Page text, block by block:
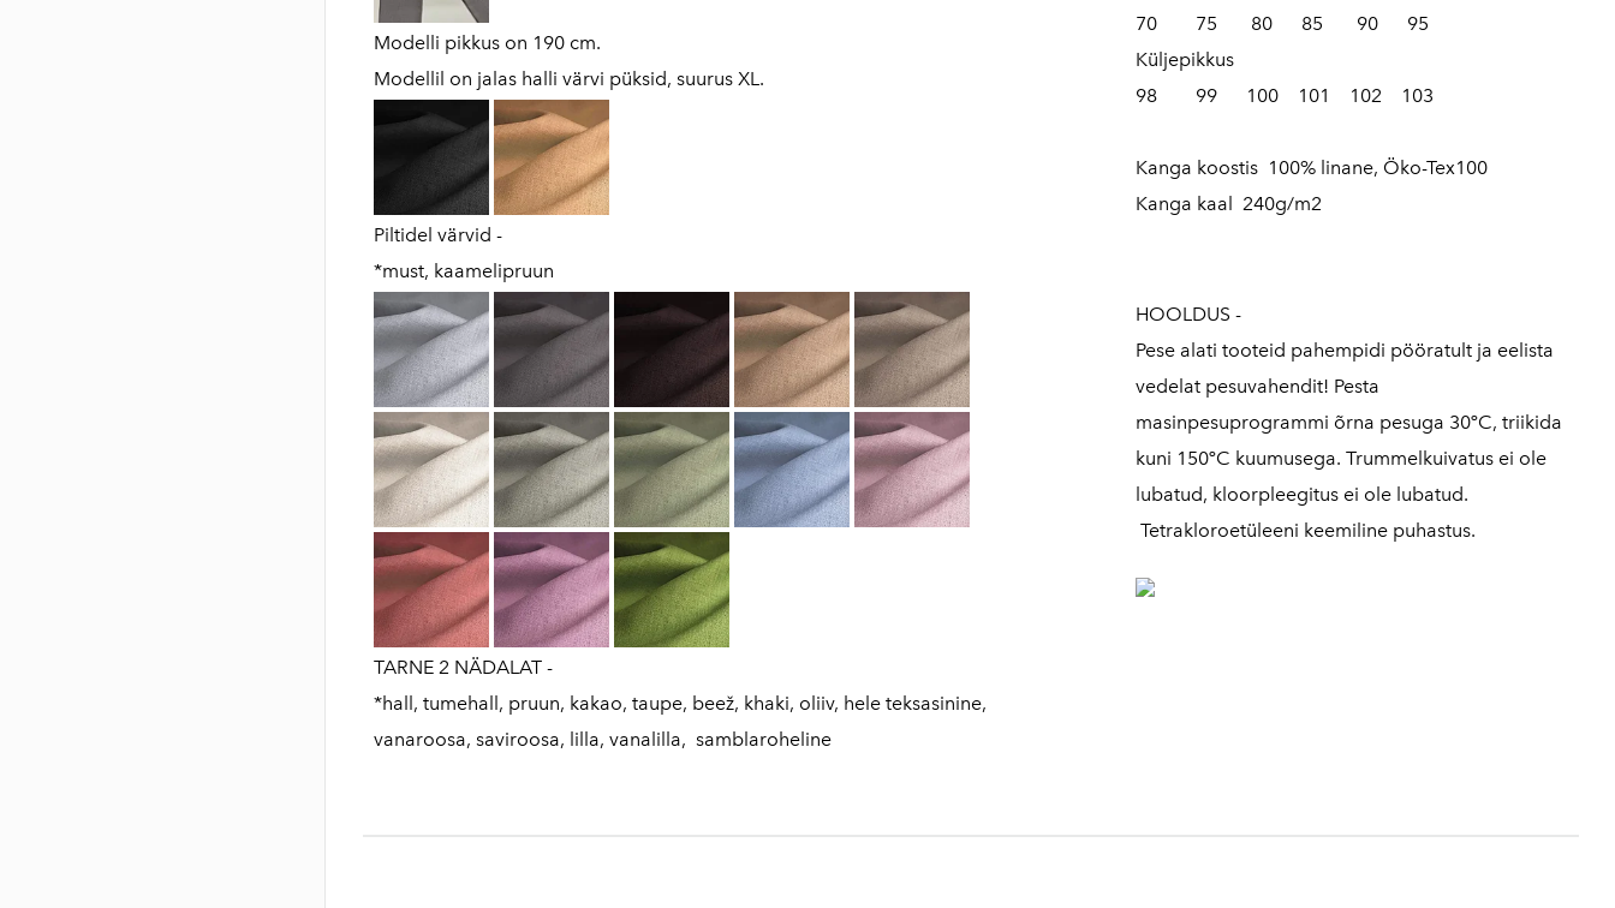
Modelli pikkus on 190 cm.
Modellil on jalas halli värvi püksid, suurus XL.
Piltidel värvid -
*must, kaamelipruun
TARNE 2 NÄDALAT -
*hall, tumehall, pruun, kakao, taupe, beež, khaki, oliiv, hele teksasinine,
vanaroosa, saviroosa, lilla, vanalilla, samblaroheline
70 75 80 85 90 95
Küljepikkus
98 99 100 101 102 103
Kanga koostis 100% linane, Öko-Tex100
Kanga kaal 240g/m2
HOOLDUS -
Pese alati tooteid pahempidi pööratult ja eelista
vedelat pesuvahendit! Pesta
masinpesuprogrammi õrna pesuga 30ºC, triikida
kuni 150ºC kuumusega. Trummelkuivatus ei ole
lubatud, kloorpleegitus ei ole lubatud.
Tetrakloroetüleeni keemiline puhastus.